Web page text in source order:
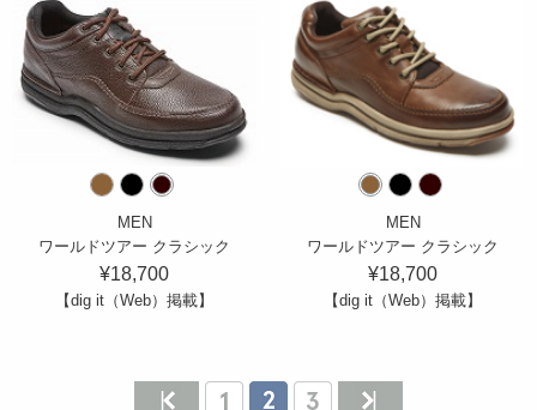
MEN
ワールドツアー クラシック
¥18,700
【dig it（Web）掲載】
MEN
ワールドツアー クラシック
¥18,700
【dig it（Web）掲載】